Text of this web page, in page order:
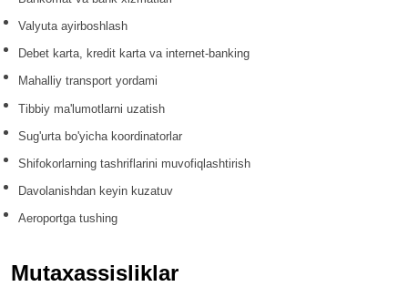
Valyuta ayirboshlash
Debet karta, kredit karta va internet-banking
Mahalliy transport yordami
Tibbiy ma'lumotlarni uzatish
Sug'urta bo'yicha koordinatorlar
Shifokorlarning tashriflarini muvofiqlashtirish
Davolanishdan keyin kuzatuv
Aeroportga tushing
Mutaxassisliklar